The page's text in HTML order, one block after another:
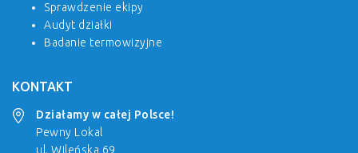
Sprawdzenie ekipy
Audyt działki
Badanie termowizyjne
KONTAKT
Działamy w całej Polsce!
Pewny Lokal
ul. Wileńska 69